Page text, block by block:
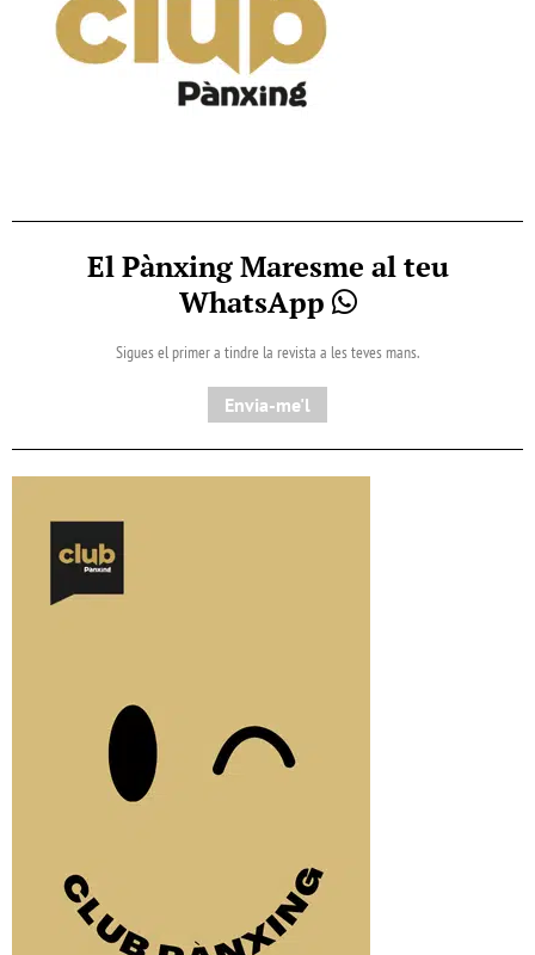
El Pànxing Maresme al teu
WhatsApp
Sigues el primer a tindre la revista a les teves mans.
Envia-me'l